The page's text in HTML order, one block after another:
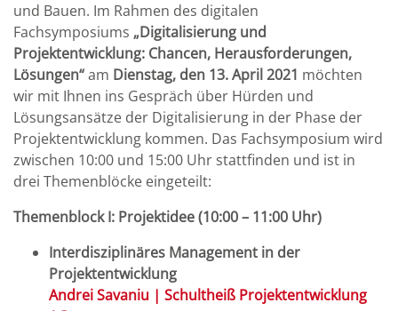
und Bauen. Im Rahmen des digitalen
Fachsymposiums „Digitalisierung und
Projektentwicklung: Chancen, Herausforderungen,
Lösungen“am Dienstag, den 13. April 2021 möchten
wir mit Ihnen ins Gespräch über Hürden und
Lösungsansätze der Digitalisierung in der Phase der
Projektentwicklung kommen. Das Fachsymposium wird
zwischen 10:00 und 15:00 Uhr stattfinden und ist in
drei Themenblöcke eingeteilt:
Themenblock I: Projektidee (10:00 – 11:00 Uhr)
Interdisziplinäres Management in der
Projektentwicklung
Andrei Savaniu | Schultheiß Projektentwicklung